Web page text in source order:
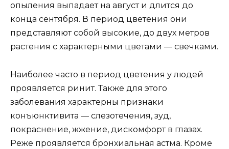
опыления выпадает на август и длится до
конца сентября. В период цветения они
представляют собой высокие, до двух метров
растения с характерными цветами — свечками.
Наиболее часто в период цветения у людей
проявляется ринит. Также для этого
заболевания характерны признаки
конъюнктивита — слезотечения, зуд,
покраснение, жжение, дискомфорт в глазах.
Реже проявляется бронхиальная астма. Кроме